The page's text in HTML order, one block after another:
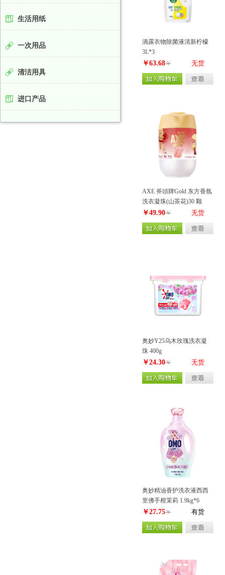
生活用纸
一次用品
清洁用具
进口产品
滴露衣物除菌液清新柠檬
3L*3
￥63.68￥ 无货
AXE 斧頭牌Gold 东方香氛
洗衣凝珠(山茶花)30 颗
330g
￥49.90￥ 无货
奥妙Y25乌木玫瑰洗衣凝
珠 400g
￥24.30￥ 无货
奥妙精油香护洗衣液西西
里佛手柑茉莉 1.9kg*6
￥27.75￥ 有货